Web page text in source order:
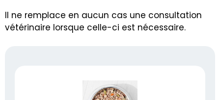
Il ne remplace en aucun cas une consultation
vétérinaire lorsque celle-ci est nécessaire.